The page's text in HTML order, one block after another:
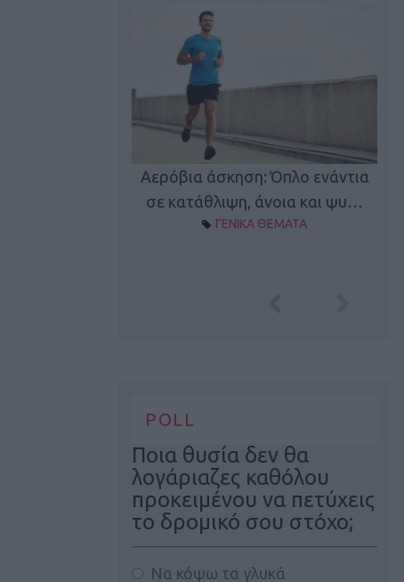
Αερόβια άσκηση: Όπλο ενάντια
σε κατάθλιψη, άνοια και ψυ…
ΓΕΝΙΚΑ ΘΕΜΑΤΑ
POLL
Ποια θυσία δεν θα
λογάριαζες καθόλου
προκειμένου να πετύχεις
το δρομικό σου στόχο;
Να κόψω τα γλυκά